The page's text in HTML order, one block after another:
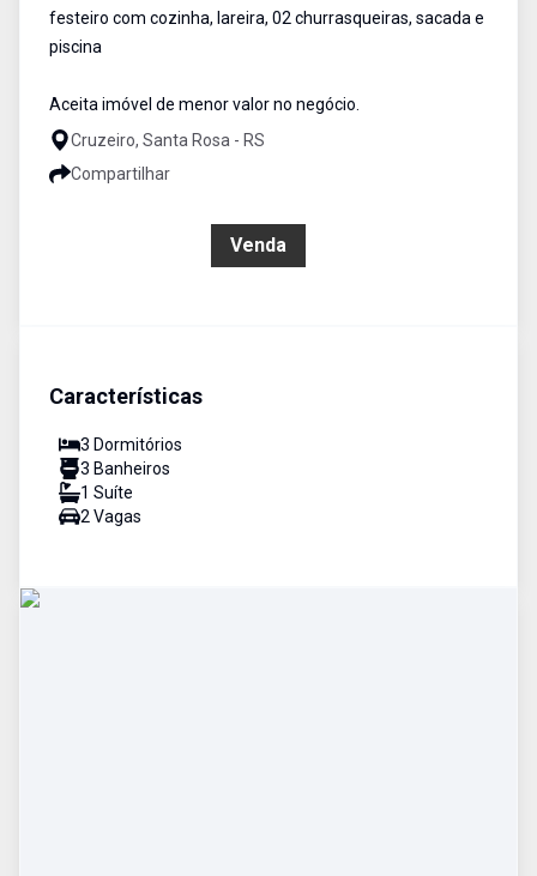
festeiro com cozinha, lareira, 02 churrasqueiras, sacada e
piscina
Aceita imóvel de menor valor no negócio.
Cruzeiro, Santa Rosa - RS
Compartilhar
Venda
Características
3 Dormitórios
3 Banheiros
1 Suíte
2 Vagas